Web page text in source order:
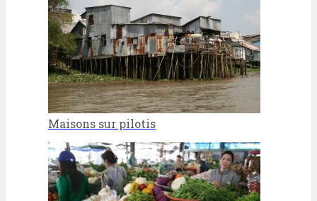
Maisons sur pilotis